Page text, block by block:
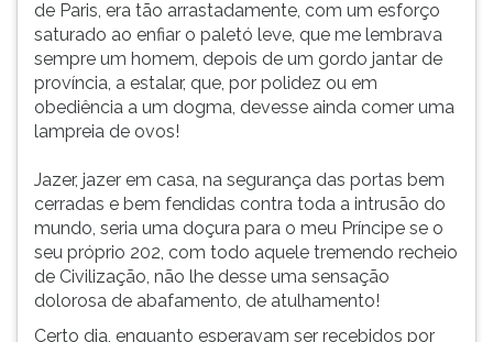
de Paris, era tão arrastadamente, com um esforço
saturado ao enfiar o paletó leve, que me lembrava
sempre um homem, depois de um gordo jantar de
província, a estalar, que, por polidez ou em
obediência a um dogma, devesse ainda comer uma
lampreia de ovos!
Jazer, jazer em casa, na segurança das portas bem
cerradas e bem fendidas contra toda a intrusão do
mundo, seria uma doçura para o meu Príncipe se o
seu próprio 202, com todo aquele tremendo recheio
de Civilização, não lhe desse uma sensação
dolorosa de abafamento, de atulhamento!
Certo dia, enquanto esperavam ser recebidos por